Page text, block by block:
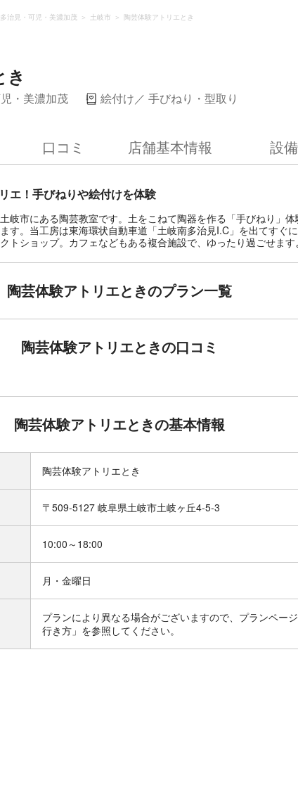
治見・可児・美濃加茂 土岐市 陶芸体験アトリエとき
き
・美濃加茂 絵付け 手びねり・型取り
口コミ 店舗基本情報 設
エ！手びねりや絵付けを体験
岐市にある陶芸教室です。土をこねて陶器を作る「手びねり」
す。当工房は東海環状自動車道「土岐南多治見I.C」を出てすぐ
トショップ。カフェなどもある複合施設で、ゆったり過ごせます
陶芸体験アトリエときのプラン一覧
陶芸体験アトリエときの口コミ
陶芸体験アトリエときの基本情報
陶芸体験アトリエとき
〒509-5127 岐阜県土岐市土岐ヶ丘4-5-3
10:00～18:00
月・金曜日
プランにより異なる場合がございますので、プランペー
行き方」を参照してください。